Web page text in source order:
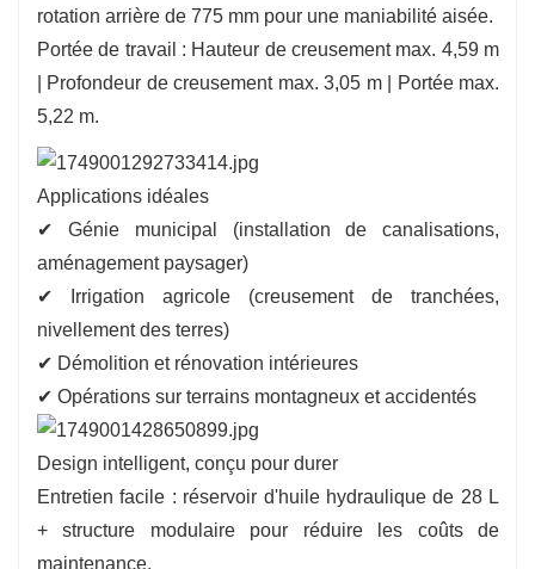
rotation arrière de 775 mm pour une maniabilité aisée.
Portée de travail : Hauteur de creusement max. 4,59 m
| Profondeur de creusement max. 3,05 m | Portée max.
5,22 m.
Applications idéales
✔ Génie municipal (installation de canalisations,
aménagement paysager)
✔ Irrigation agricole (creusement de tranchées,
nivellement des terres)
✔ Démolition et rénovation intérieures
✔ Opérations sur terrains montagneux et accidentés
Design intelligent, conçu pour durer
Entretien facile : réservoir d'huile hydraulique de 28 L
+ structure modulaire pour réduire les coûts de
maintenance.